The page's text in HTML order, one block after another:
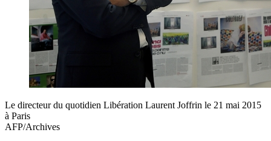
Le directeur du quotidien Libération Laurent Joffrin le 21 mai 2015
à Paris
AFP/Archives